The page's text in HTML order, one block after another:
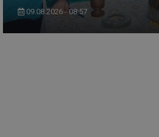
09.08.2026 - 08:57